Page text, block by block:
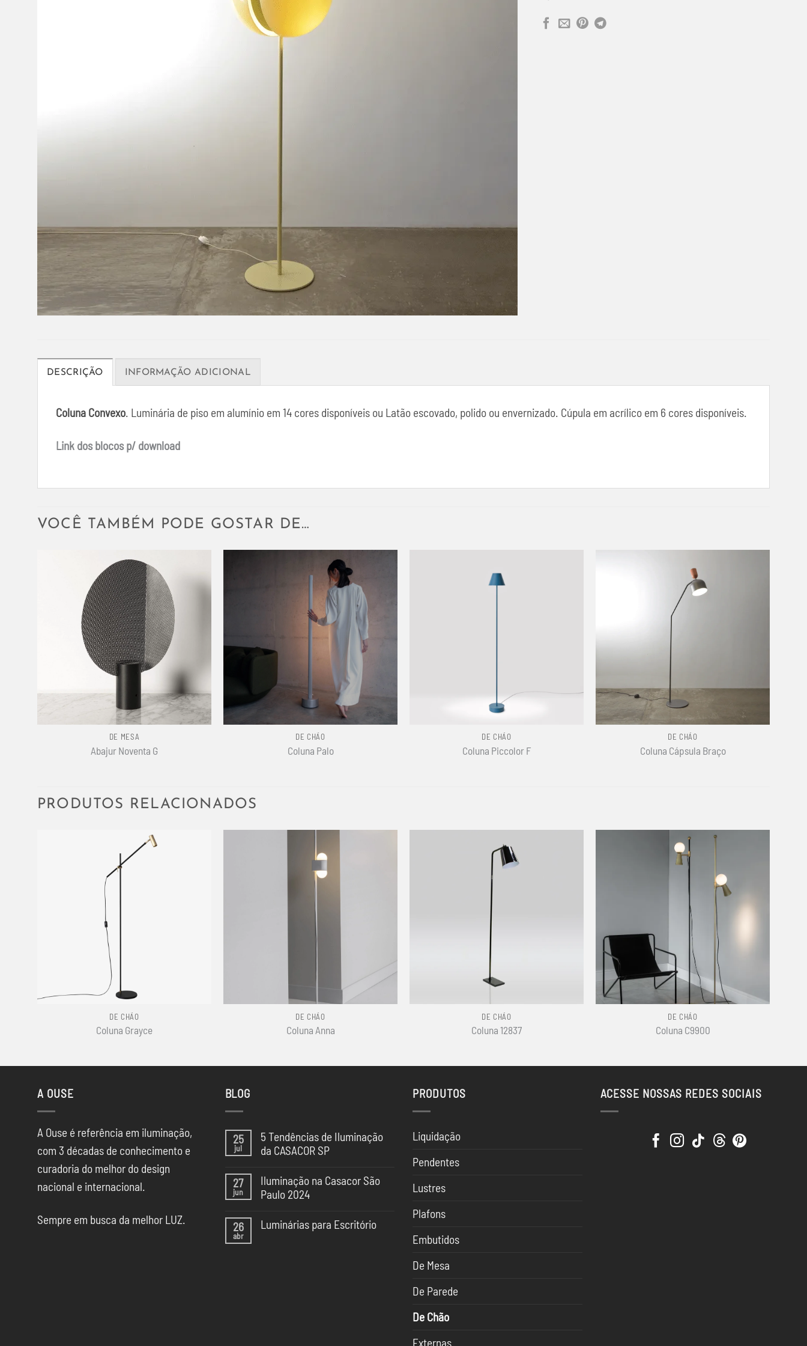
DESCRIÇÃO INFORMAÇÃO ADICIONAL
Coluna Convexo. Luminária de piso em alumínio em 14 cores disponíveis ou Latão escovado, polido ou envernizado. Cúpula em acrílico em 6 cores disponíveis.
Link dos blocos p/ download
VOCÊ TAMBÉM PODE GOSTAR DE…
DE MESA
Abajur Noventa G
DE CHÃO
Coluna Palo
DE CHÃO
Coluna Piccolor F
DE CHÃO
Coluna Cápsula Braço
PRODUTOS RELACIONADOS
DE CHÃO
Coluna Grayce
DE CHÃO
Coluna Anna
DE CHÃO
Coluna 12837
+
DE CHÃO
Coluna C9900
A OUSE
A Ouse é referência em iluminação,
com 3 décadas de conhecimento e
curadoria do melhor do design
nacional e internacional.
Sempre em busca da melhor LUZ.
BLOG
25
jul
5 Tendências de Iluminação
da CASACOR SP
comentário
em
5
Iluminação
da
27
jun
Iluminação na Casacor São
Paulo 2024
comentário
em
26
abr
Luminárias para Escritório
PRODUTOS
Liquidação
Pendentes
Lustres
Plafons
Embutidos
De Mesa
De Parede
De Chão
Externas
ACESSE NOSSAS REDES SOCIAIS